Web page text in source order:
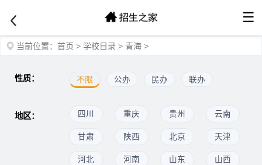
☰
当前位置： 首页 > 学校目录 > 青海 >
性质： 不限 公办 民办 联办
地区： 四川 重庆 贵州 云南
甘肃 陕西 北京 天津
河北 河南 山东 山西